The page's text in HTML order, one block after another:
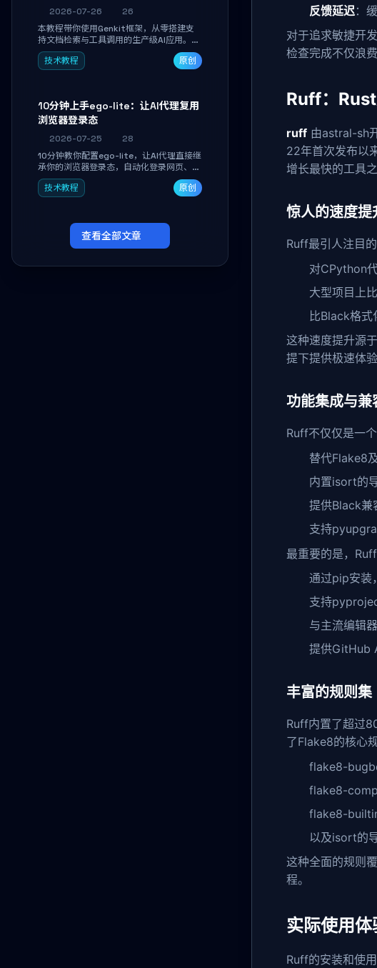
2026-07-26
26
本教程带你使用Genkit框架，从零搭建支
持文档检索与工具调用的生产级AI应用。通
过环境配置、核心代码编写与调试避坑指
南，学完即可掌握多模型切换、RAG管道构
技术教程 原创
10分钟上手ego-lite：让AI代理复用
浏览器登录态
2026-07-25
28
10分钟教你配置ego-lite，让AI代理直接继
承你的浏览器登录态，自动化登录网页、抓
取数据，无需分享密码，多任务并行不干扰
日常使用。
技术教程 原创
查看全部文章
反馈延迟：
对于追求敏捷开
检查完成不仅浪
Ruff：
ruff 由astral-sh
22年首次发布以
增长最快的工具之
惊人的速度提
Ruff最引人注目
对CPython
大型项目上
比Black格式
这种速度提升源
提下提供极速体验
功能集成与兼
Ruff不仅仅是一
替代Flake8
内置isort的
提供Black兼
支持
最重要的是，
通过pip安装
支持
与主流编辑
提供GitHub
丰富的规则集
Ruff内置了超过
了Flake8的核心
flake8-
flake8-
flake8-
以及isort的
这种全面的规则
程。
实际使用
Ruff的安装和使